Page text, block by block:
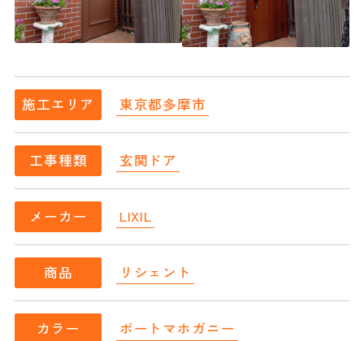
施工エリア 東京都多摩市
工事種類 玄関ドア
メーカー LIXIL
商品 リシェント
カラー ポートマホガニー